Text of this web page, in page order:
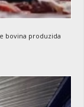
bovina produzida